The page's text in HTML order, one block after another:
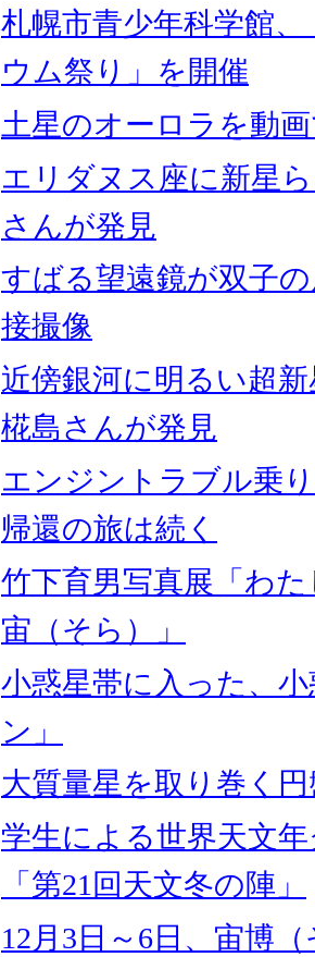
札幌市青少年科学館
ウム祭り」を開催
土星のオーロラを動
エリダヌス座に新星
さんが発見
すばる望遠鏡が双子
接撮像
近傍銀河に明るい超
椛島さんが発見
エンジントラブル乗
帰還の旅は続く
竹下育男写真展「わ
宙（そら）」
小惑星帯に入った、
ン」
大質量星を取り巻く
学生による世界天文
「第21回天文冬の陣」
12月3日～6日、宙博